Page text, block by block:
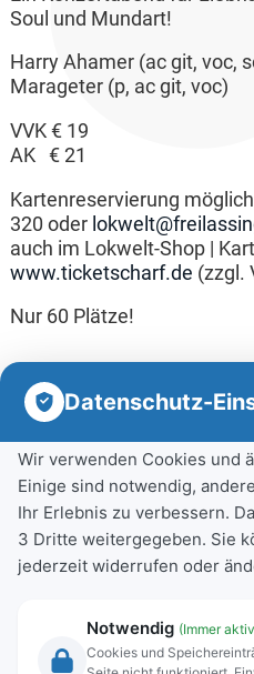
Soul und Mundart!
Harry Ahamer (ac git, voc,
Marageter (p, ac git, voc)
VVK € 19
AK € 21
Kartenreservierung
320 oder
auch im Lokwelt-Shop |
www.ticketscharf.de (zzgl.
Nur 60 Plätze!
Datenschutz-
Wir verwenden Cookies und
Einige sind notwendig,
Ihr Erlebnis zu verbessern.
3 Dritte weitergegeben. Sie
jederzeit widerrufen oder
Notwendig (Immer
Cookies und